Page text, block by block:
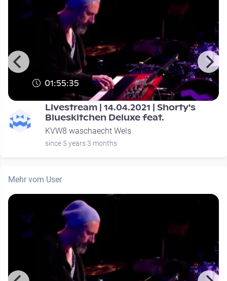
01:55:35
Livestream | 14.04.2021 | Shorty's
Blueskitchen Deluxe feat.
KVW8 waschaecht Wels
since 5 years 3 months
Mehr vom User